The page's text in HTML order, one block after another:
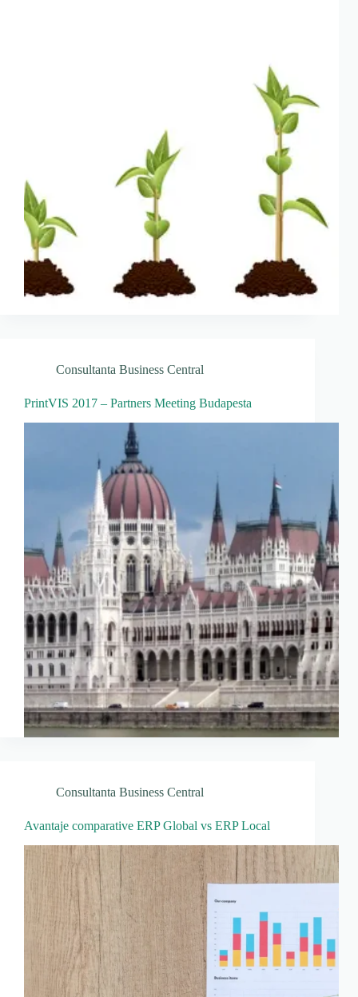
Consultanta Business Central
PrintVIS 2017 – Partners Meeting Budapesta
Consultanta Business Central
Avantaje comparative ERP Global vs ERP Local